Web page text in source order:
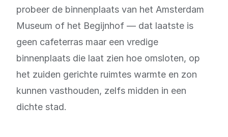
probeer de binnenplaats van het Amsterdam
Museum of het Begijnhof — dat laatste is
geen cafeterras maar een vredige
binnenplaats die laat zien hoe omsloten, op
het zuiden gerichte ruimtes warmte en zon
kunnen vasthouden, zelfs midden in een
dichte stad.